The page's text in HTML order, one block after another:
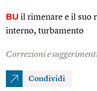
BU il rimenare e il suo
interno, turbamento
Correzioni e
Condividi